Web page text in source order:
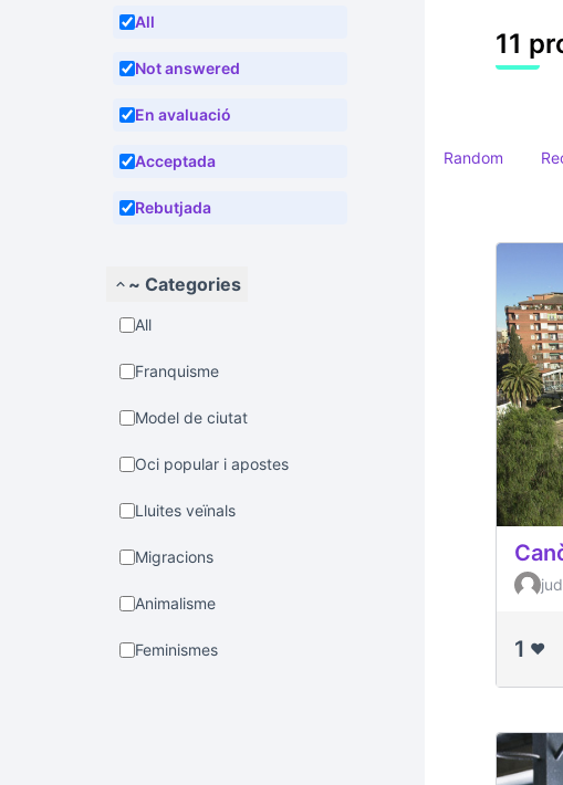
All
Not answered
En avaluació
Acceptada
Rebutjada
~ Categories
All
Franquisme
Model de ciutat
Oci popular i apostes
Lluites veïnals
Migracions
Animalisme
Feminismes
11
Random
1 ❤️